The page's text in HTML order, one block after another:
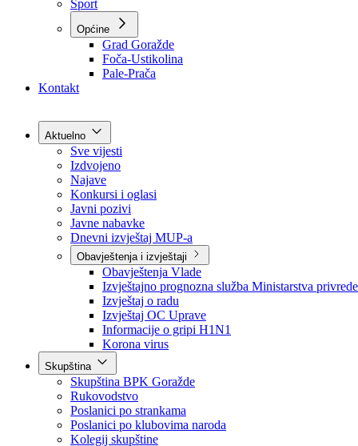
Sport
Općine
Grad Goražde
Foča-Ustikolina
Pale-Prača
Kontakt
Aktuelno
Sve vijesti
Izdvojeno
Najave
Konkursi i oglasi
Javni pozivi
Javne nabavke
Dnevni izvještaj MUP-a
Obavještenja i izvještaji
Obavještenja Vlade
Izvještajno prognozna služba Ministarstva privrede
Izvještaj o radu
Izvještaj OC Uprave
Informacije o gripi H1N1
Korona virus
Skupština
Skupština BPK Goražde
Rukovodstvo
Poslanici po strankama
Poslanici po klubovima naroda
Kolegij skupštine